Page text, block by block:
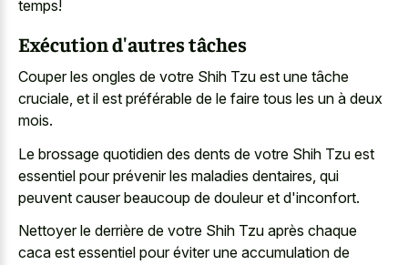
temps!
Exécution d'autres tâches
Couper les ongles de votre Shih Tzu est une tâche
cruciale, et il est préférable de le faire tous les un à deux
mois.
Le brossage quotidien des dents de votre Shih Tzu est
essentiel pour prévenir les maladies dentaires, qui
peuvent causer beaucoup de douleur et d'inconfort.
Nettoyer le derrière de votre Shih Tzu après chaque
caca est essentiel pour éviter une accumulation de